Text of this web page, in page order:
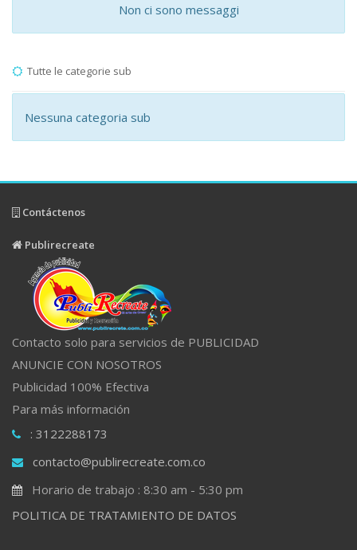
Non ci sono messaggi
Tutte le categorie sub
Nessuna categoria sub
Contáctenos
Publirecreate
Contacto solo para servicios de PUBLICIDAD
ANUNCIE CON NOSOTROS
Publicidad 100% Efectiva
Para más información
: 3122288173
contacto@publirecreate.com.co
Horario de trabajo : 8:30 am - 5:30 pm
POLITICA DE TRATAMIENTO DE DATOS